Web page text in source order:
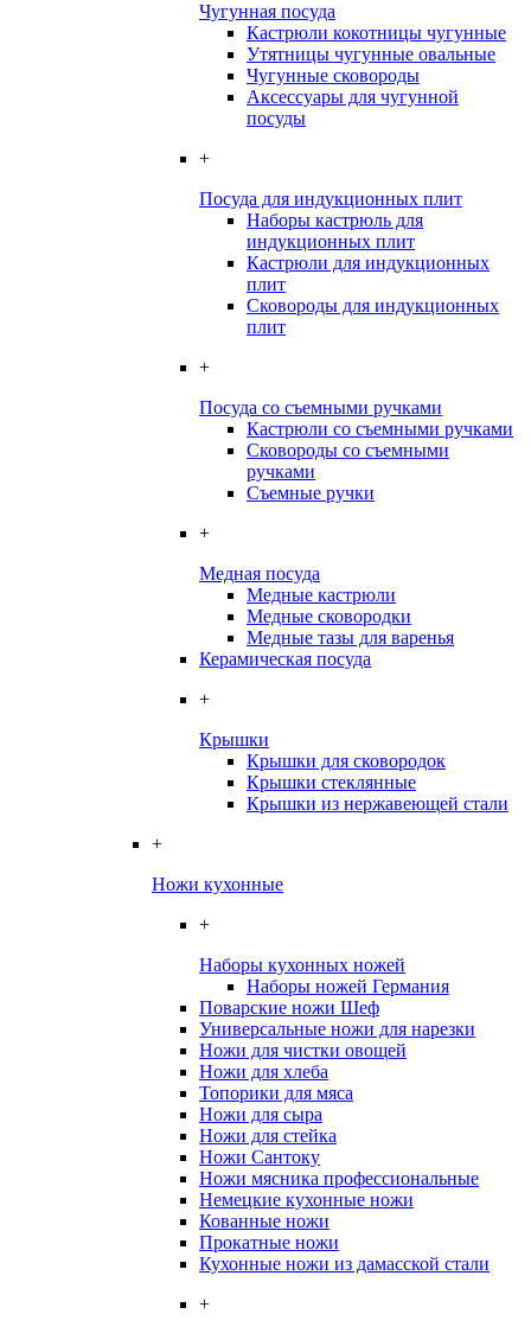
Чугунная посуда
Кастрюли кокотницы чугунные
Утятницы чугунные овальные
Чугунные сковороды
Аксессуары для чугунной
посуды
+
Посуда для индукционных плит
Наборы кастрюль для
индукционных плит
Кастрюли для индукционных
плит
Сковороды для индукционных
плит
+
Посуда со съемными ручками
Кастрюли со съемными ручками
Сковороды со съемными
ручками
Съемные ручки
+
Медная посуда
Медные кастрюли
Медные сковородки
Медные тазы для варенья
Керамическая посуда
+
Крышки
Крышки для сковородок
Крышки стеклянные
Крышки из нержавеющей стали
+
Ножи кухонные
+
Наборы кухонных ножей
Наборы ножей Германия
Поварские ножи Шеф
Универсальные ножи для нарезки
Ножи для чистки овощей
Ножи для хлеба
Топорики для мяса
Ножи для сыра
Ножи для стейка
Ножи Сантоку
Ножи мясника профессиональные
Немецкие кухонные ножи
Кованные ножи
Прокатные ножи
Кухонные ножи из дамасской стали
+